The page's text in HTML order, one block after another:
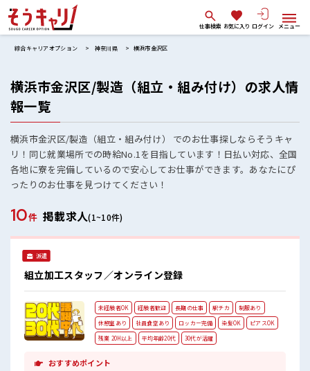
仕事検索 お気に入り ログイン メニュー
綜合キャリアオプション 神奈川県 横浜市金沢区
横浜市金沢区/製造（組立・組み付け）の求人情
報一覧
横浜市金沢区/製造（組立・組み付け） でのお仕事探しならそうキャ
リ！同じ就業場所での時給No.1を目指しています！日払い対応、全国
各地に寮を完備しているので安心してお仕事ができます。あなたにぴ
ったりのお仕事を見つけてください！
10件 掲載求人(1~10件)
派遣
組立加工スタッフ／オンライン登録
未経験者OK 経験者歓迎 長期の仕事 駅チカ
制服あり
休憩室あり
社員食堂あり ロッカー完備 染髪OK
ピアスOK
残業 20H以上
平均年齢20代 30代が活躍
おすすめポイント